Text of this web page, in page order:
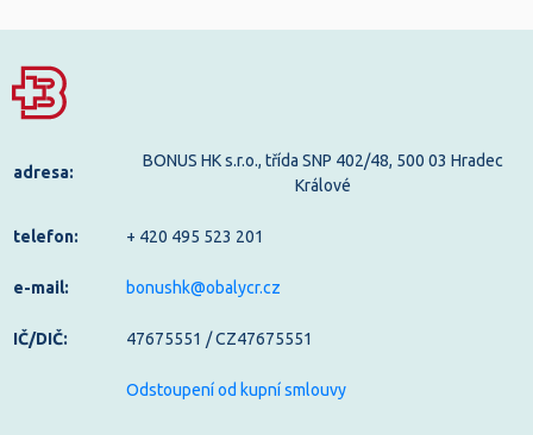
adresa:
BONUS HK s.r.o., třída SNP 402/48, 500 03 Hradec
Králové
telefon: + 420 495 523 201
e-mail: bonushk@obalycr.cz
IČ/DIČ: 47675551 / CZ47675551
Odstoupení od kupní smlouvy